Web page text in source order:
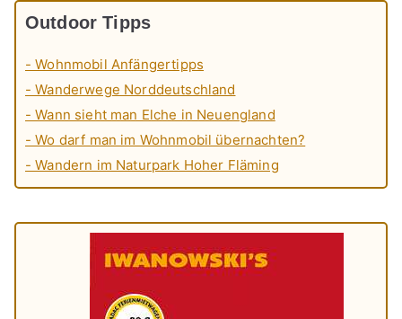
Outdoor Tipps
- Wohnmobil Anfängertipps
- Wanderwege Norddeutschland
- Wann sieht man Elche in Neuengland
- Wo darf man im Wohnmobil übernachten?
- Wandern im Naturpark Hoher Fläming